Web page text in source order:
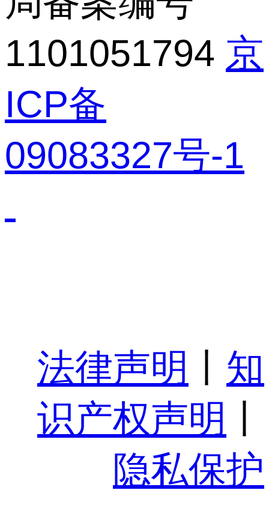
1101051794 京
ICP备
09083327号-1
法律声明
知
识产权声明
隐私保护